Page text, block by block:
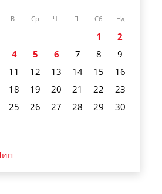
Вт Ср Чт Пт Сб Нд
1
2
4 5 6 7 8
9
11 12 13 14 15
16
18 19 20 21 22
23
25 26 27 28 29
30